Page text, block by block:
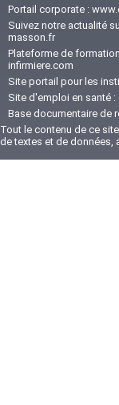
Portail corporate :
Suivez notre actualité
masson.fr
Plateforme de
infirmiere.com
Site portail pour les
Site d'emploi en santé :
Base documentaire de
Tout le contenu de ce
de textes et de données,